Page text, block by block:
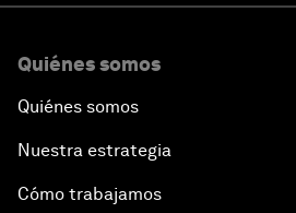
Quiénes somos
Quiénes somos
Nuestra estrategia
Cómo trabajamos